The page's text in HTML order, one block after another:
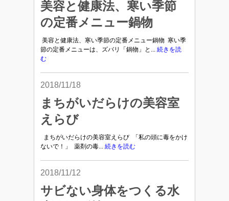
美容と健康法、寒い季節
の定番メニュー鍋物
美容と健康法、寒い季節の定番メニュー鍋物 寒い季
節の定番メニューは、ズバリ「鍋物」と... 続きを読
む
2018/11/18
まちがいだらけの美容室
えらび
まちがいだらけの美容室えらび 「私の頭に毒をかけ
ないで！」 薬剤の毒... 続きを読む
2018/11/12
サビない身体をつくる水